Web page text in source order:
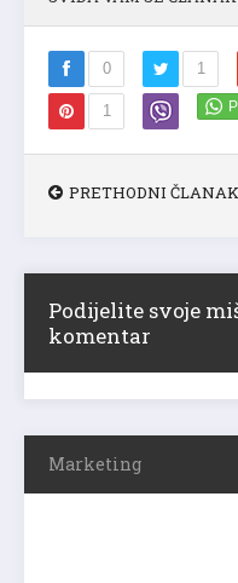
0 1
1
PRETHODNI ČLANAK
Podijelite svoje
komentar
Marketing